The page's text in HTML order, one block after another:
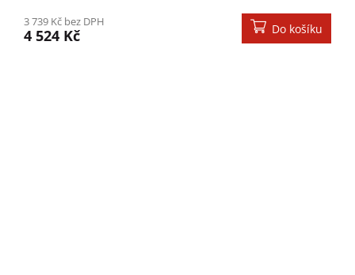
3 739 Kč bez DPH
4 524 Kč Do košíku